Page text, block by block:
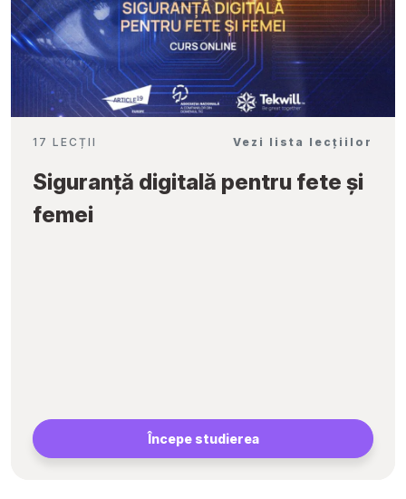
17 LECȚII Vezi lista lecțiilor
Siguranță digitală pentru fete și
femei
Începe studierea